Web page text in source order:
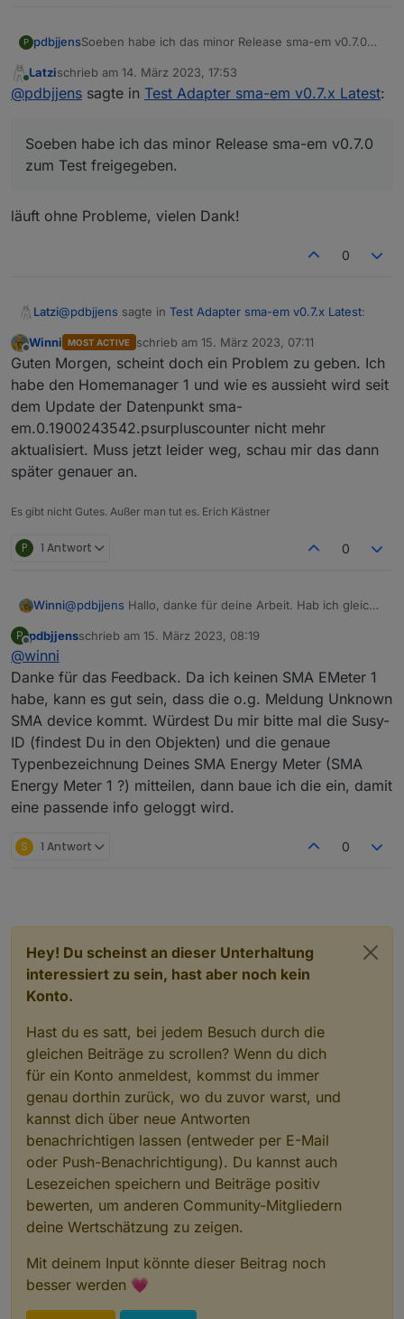
P pdbjjensSoeben habe ich das minor Release sma-em v0.7.0
Entsprechend habe ich auch den Titel dieses Threads
geändert.
Dieses minor Release betrachte ich als "feature
complete" und es soll nach der Testphase als major
Online
Latzischrieb am 14. März 2023, 17:53
zuletzt editiert von
@pdbjjens sagte in Test Adapter sma-em v0.7.x Latest:
Soeben habe ich das minor Release sma-em v0.7.0
zum Test freigegeben.
läuft ohne Probleme, vielen Dank!
0
Latzi@pdbjjens sagte in Test Adapter sma-em v0.7.x Latest:
Soeben habe ich das minor Release sma-em v0.7.0
zum Test freigegeben.
läuft ohne Probleme, vielen Dank!
Offline
Winni MOST ACTIVE schrieb am 15. März 2023, 07:11
zuletzt editiert von
Guten Morgen, scheint doch ein Problem zu geben. Ich
habe den Homemanager 1 und wie es aussieht wird seit
dem Update der Datenpunkt sma-
em.0.1900243542.psurpluscounter nicht mehr
aktualisiert. Muss jetzt leider weg, schau mir das dann
später genauer an.
Es gibt nicht Gutes. Außer man tut es. Erich Kästner
P 1 Antwort 0
Winni@pdbjjens Hallo, danke für deine Arbeit. Hab ich gleich
bisschen wundert ist ein Eintrag im Log:
sma-em.0
2023-03-14 16:48:01.334	info	Listen via
sma-em.0
2023-03-14 16:48:01.331	info	Details L1
sma-em.0
Zunächst meldet der Log: "Extended Mode false
So habe ich es auch eingegeben.
Dann kommt aber: "device discovered: Unkown SMA
device S/N: 1900243542 with IP/port: 192.168.1.60/60880
message rate: 1/sec"
Die Seriennummer ist die von meinem Energymeter.
Aber wie eingangs gesagt es läuf 😀
P
Offline
pdbjjensschrieb am 15. März 2023, 08:19
zuletzt editiert von
@winni
Danke für das Feedback. Da ich keinen SMA EMeter 1
habe, kann es gut sein, dass die o.g. Meldung Unknown
SMA device kommt. Würdest Du mir bitte mal die Susy-
ID (findest Du in den Objekten) und die genaue
Typenbezeichnung Deines SMA Energy Meter (SMA
Energy Meter 1 ?) mitteilen, dann baue ich die ein, damit
eine passende info geloggt wird.
S 1 Antwort 0
Hey! Du scheinst an dieser Unterhaltung
interessiert zu sein, hast aber noch kein
Konto.
Hast du es satt, bei jedem Besuch durch die
gleichen Beiträge zu scrollen? Wenn du dich
für ein Konto anmeldest, kommst du immer
genau dorthin zurück, wo du zuvor warst, und
kannst dich über neue Antworten
benachrichtigen lassen (entweder per E-Mail
oder Push-Benachrichtigung). Du kannst auch
Lesezeichen speichern und Beiträge positiv
bewerten, um anderen Community-Mitgliedern
deine Wertschätzung zu zeigen.
Mit deinem Input könnte dieser Beitrag noch
besser werden 💗